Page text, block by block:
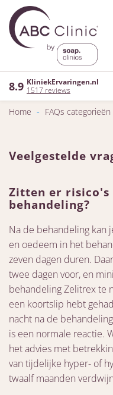
8.9 KliniekErvaringen.nl
1517 reviews
Home - FAQs categorieën
Veelgestelde
Zitten er risico's
behandeling?
Na de behandeling kan
en oedeem in het
zeven dagen duren.
twee dagen voor, en
behandeling Zelitrex te
een koortslip hebt
nacht na de
is een normale reactie.
het advies met
van tijdelijke hyper- of
twaalf maanden